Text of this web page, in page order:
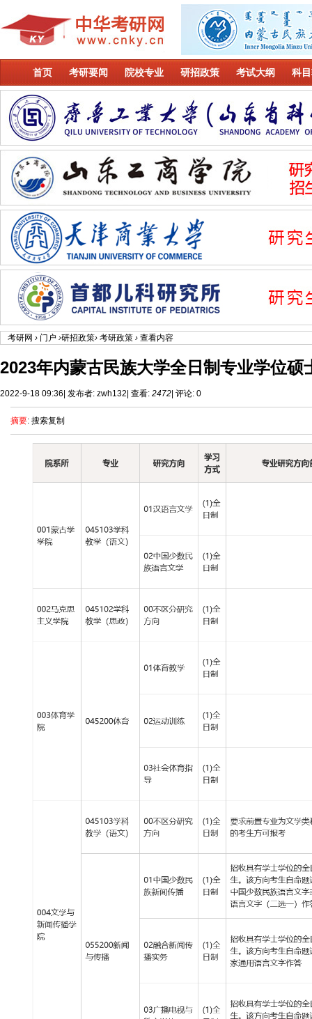
首页 考研要闻 院校专业 研招政策 考试大纲 科
考研网 › 门户 ›研招政策› 考研政策 › 查看内容
2023年内蒙古民族大学全日制专业学位
2022-9-18 09:36 发布者: zwh132 查看: 2472 评论: 0
摘要: 搜索复制